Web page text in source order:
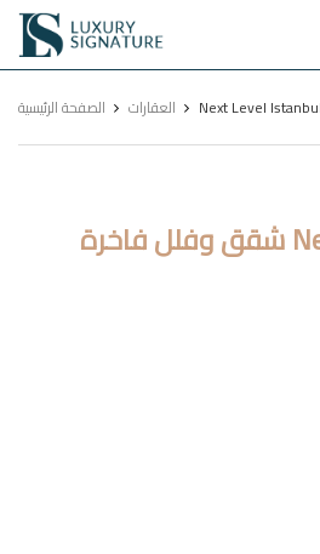
Luxury
Signature
الصفحة الرئيسية العقارات
Next Level Istanbul شقق وفلل فاخرة